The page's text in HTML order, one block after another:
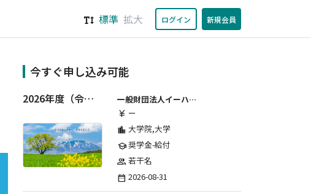
標準 拡大 ログイン 新規会員
今すぐ申し込み可能
2026年度（令和8年度）第２期 一般財団法人イーハトーブ育英会奨学生募集（給付型） 日本国内及び海外の大学・大学院に自宅外通学をする学生に生活費の一部(家賃半額相当)を給付【岩手県が本籍地の大学生または大学院生対象】
一般財団法人イーハトーブ育英会
currency_yen ー
location_city 大学院,大学
school奨学金-給付
group 若干名
date_range 2026-08-31